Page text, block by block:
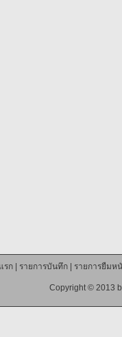
รก| รายการบันทึก| รายการยืมห
Copyright © 2013